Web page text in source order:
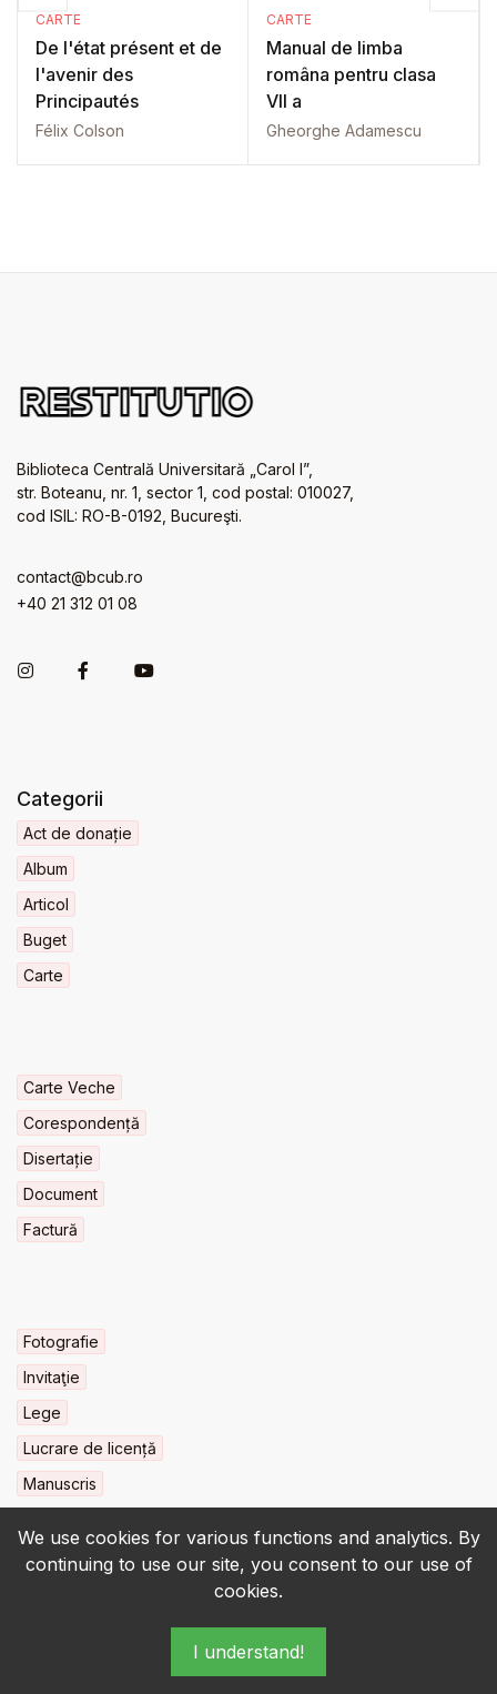
We use cookies for various functions and analytics. By
continuing to use our site, you consent to our use of
cookies.
I understand!
CARTE
De l'état présent et de
l'avenir des
Principautés
Félix Colson
CARTE
Manual de limba
româna pentru clasa
VII a
Gheorghe Adamescu
Biblioteca Centrală Universitară „Carol I”,
str. Boteanu, nr. 1, sector 1, cod postal: 010027,
cod ISIL: RO-B-0192, Bucureşti.
contact@bcub.ro
+40 21 312 01 08
Categorii
Act de donație
Album
Articol
Buget
Carte
Carte Veche
Corespondență
Disertație
Document
Factură
Fotografie
Invitaţie
Lege
Lucrare de licență
Manuscris
© 2022-2026 • BCU „Carol I” - All rights reserved.